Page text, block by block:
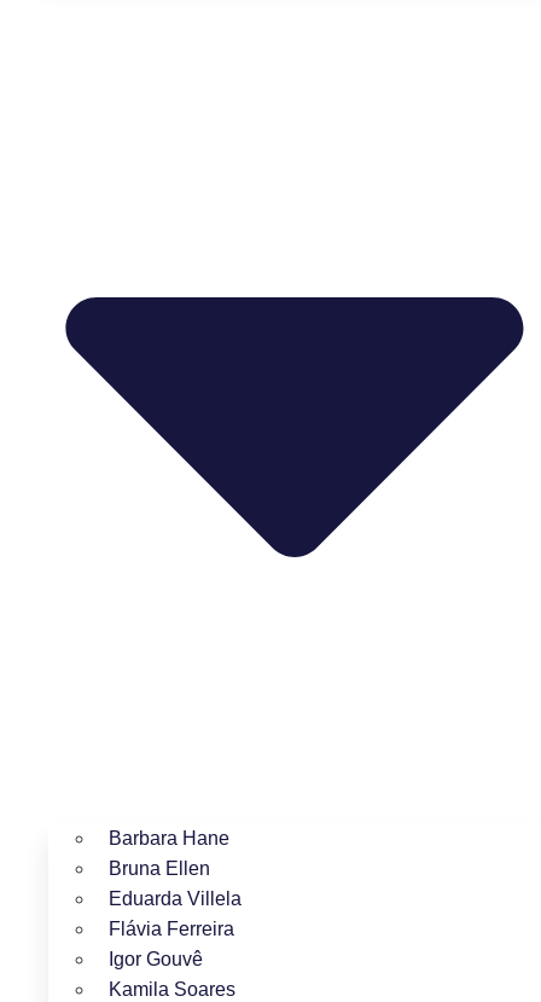
Barbara Hane
Bruna Ellen
Eduarda Villela
Flávia Ferreira
Igor Gouvê
Kamila Soares